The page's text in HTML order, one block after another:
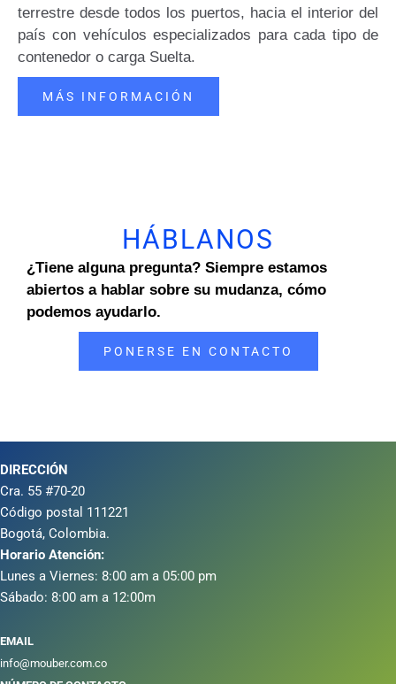
terrestre desde todos los puertos, hacia el interior del
país con vehículos especializados para cada tipo de
contenedor o carga Suelta.
MÁS INFORMACIÓN
HÁBLANOS
¿Tiene alguna pregunta? Siempre estamos
abiertos a hablar sobre su mudanza, cómo
podemos ayudarlo.
PONERSE EN CONTACTO
DIRECCIÓN
Cra. 55 #70-20
Código postal 111221
Bogotá, Colombia.
Horario Atención:
Lunes a Viernes: 8:00 am a 05:00 pm
Sábado: 8:00 am a 12:00m
EMAIL
info@mouber.com.co